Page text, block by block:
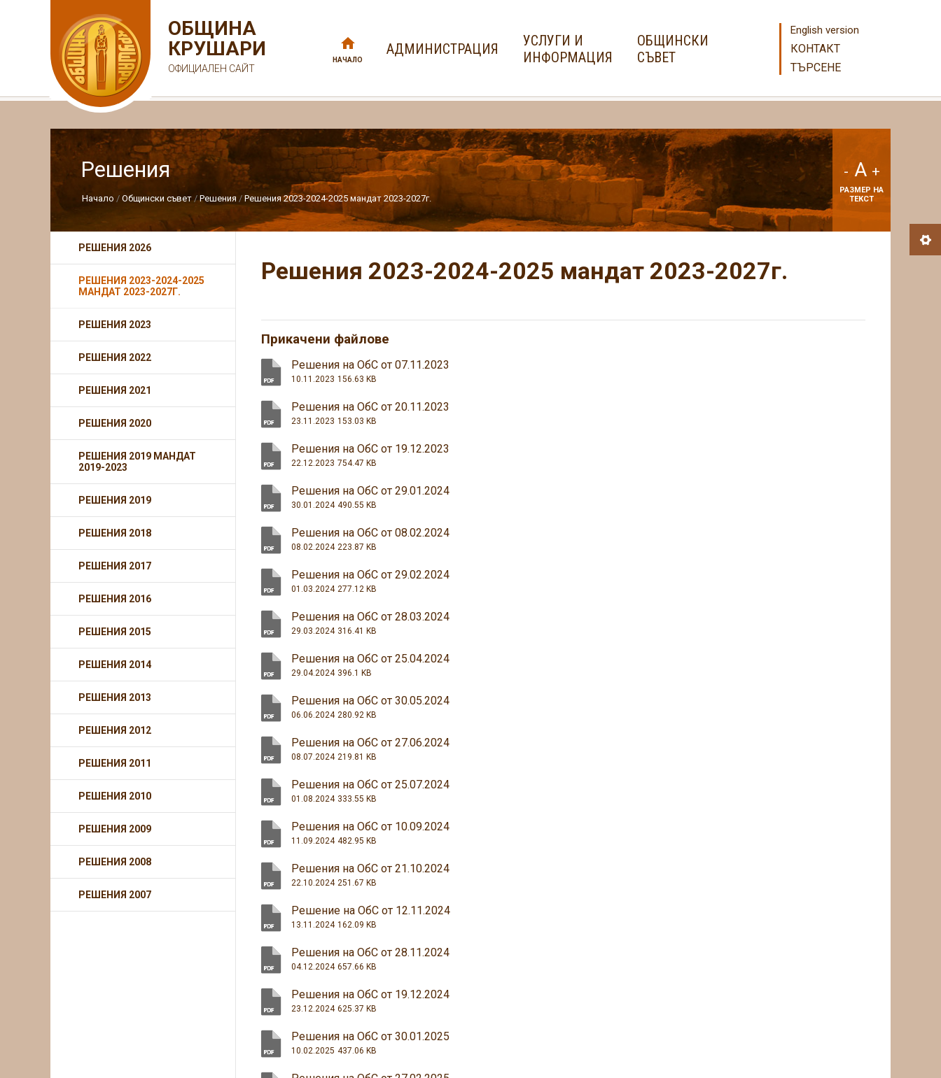
ОБЩИНА
КРУШАРИ
ОФИЦИАЛЕН САЙТ
НАЧАЛО
АДМИНИСТРАЦИЯ
УСЛУГИ И
ИНФОРМАЦИЯ
ОБЩИНСКИ
СЪВЕТ
English version
КОНТАКТ
ТЪРСЕНЕ
Решения
Начало Общински съвет Решения Решения 2023-2024-2025 мандат 2023-2027г.
- A +
РАЗМЕР НА
ТЕКСТ
Решения 2023-2024-2025 мандат 2023-2027г.
Прикачени файлове
Решения на ОбС от 07.11.2023
10.11.2023 156.63 KB
Решения на ОбС от 20.11.2023
23.11.2023 153.03 KB
Решения на ОбС от 19.12.2023
22.12.2023 754.47 KB
Решения на ОбС от 29.01.2024
30.01.2024 490.55 KB
Решения на ОбС от 08.02.2024
08.02.2024 223.87 KB
Решения на ОбС от 29.02.2024
01.03.2024 277.12 KB
Решения на ОбС от 28.03.2024
29.03.2024 316.41 KB
Решения на ОбС от 25.04.2024
29.04.2024 396.1 KB
Решения на ОбС от 30.05.2024
06.06.2024 280.92 KB
Решения на ОбС от 27.06.2024
08.07.2024 219.81 KB
Решения на ОбС от 25.07.2024
01.08.2024 333.55 KB
Решения на ОбС от 10.09.2024
11.09.2024 482.95 KB
Решения на ОбС от 21.10.2024
22.10.2024 251.67 KB
Решение на ОбС от 12.11.2024
13.11.2024 162.09 KB
Решения на ОбС от 28.11.2024
04.12.2024 657.66 KB
Решения на ОбС от 19.12.2024
23.12.2024 625.37 KB
Решения на ОбС от 30.01.2025
10.02.2025 437.06 KB
РЕШЕНИЯ 2026
РЕШЕНИЯ 2023-2024-2025
МАНДАТ 2023-2027Г.
РЕШЕНИЯ 2023
РЕШЕНИЯ 2022
РЕШЕНИЯ 2021
РЕШЕНИЯ 2020
РЕШЕНИЯ 2019 МАНДАТ
2019-2023
РЕШЕНИЯ 2019
РЕШЕНИЯ 2018
РЕШЕНИЯ 2017
РЕШЕНИЯ 2016
РЕШЕНИЯ 2015
РЕШЕНИЯ 2014
РЕШЕНИЯ 2013
РЕШЕНИЯ 2012
РЕШЕНИЯ 2011
РЕШЕНИЯ 2010
РЕШЕНИЯ 2009
РЕШЕНИЯ 2008
РЕШЕНИЯ 2007